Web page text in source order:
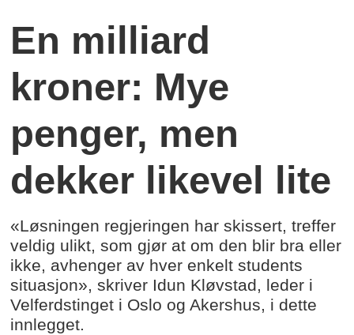
En milliard
kroner: Mye
penger, men
dekker likevel lite
«Løsningen regjeringen har skissert, treffer
veldig ulikt, som gjør at om den blir bra eller
ikke, avhenger av hver enkelt students
situasjon», skriver Idun Kløvstad, leder i
Velferdstinget i Oslo og Akershus, i dette
innlegget.